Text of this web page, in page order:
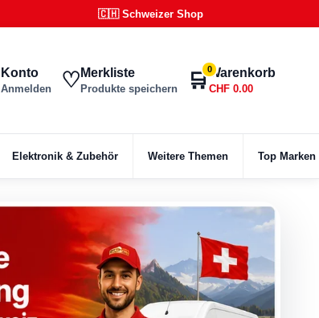
🇨🇭 Schweizer Shop
Konto
Anmelden ♡ Merkliste
Produkte speichern 🛒0Warenkorb
CHF 0.00
Elektronik & Zubehör Weitere Themen Top Marken